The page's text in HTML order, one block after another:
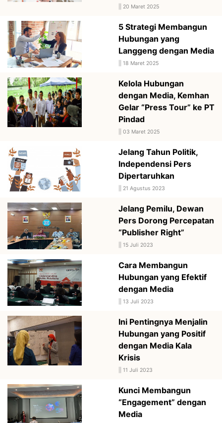
20 Maret 2025
5 Strategi Membangun
Hubungan yang
Langgeng dengan Media
18 Maret 2025
Kelola Hubungan
dengan Media, Kemhan
Gelar “Press Tour” ke PT
Pindad
03 Maret 2025
Jelang Tahun Politik,
Independensi Pers
Dipertaruhkan
21 Agustus 2023
Jelang Pemilu, Dewan
Pers Dorong Percepatan
“Publisher Right”
15 Juli 2023
Cara Membangun
Hubungan yang Efektif
dengan Media
13 Juli 2023
Ini Pentingnya Menjalin
Hubungan yang Positif
dengan Media Kala
Krisis
11 Juli 2023
Kunci Membangun
“Engagement” dengan
Media